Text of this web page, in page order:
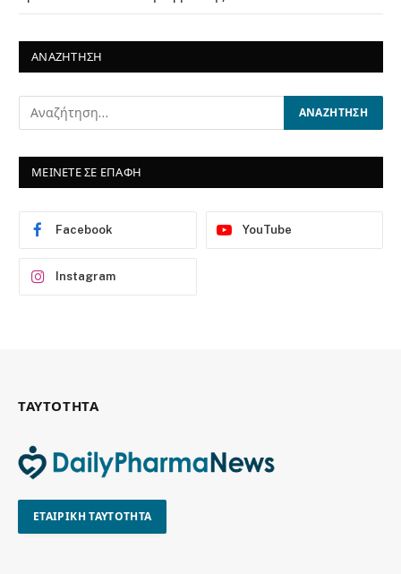
ΑΝΑΖΗΤΗΣΗ
ΜΕΙΝΕΤΕ ΣΕ ΕΠΑΦΗ
Facebook YouTube
Instagram
ΤΑΥΤΟΤΗΤΑ
ΕΤΑΙΡΙΚΗ ΤΑΥΤΟΤΗΤΑ